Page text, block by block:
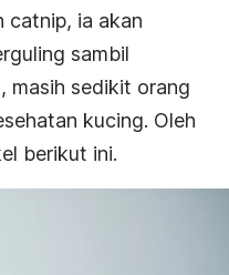
catnip, ia akan
sambil
masih sedikit orang
kucing. Oleh
berikut ini.